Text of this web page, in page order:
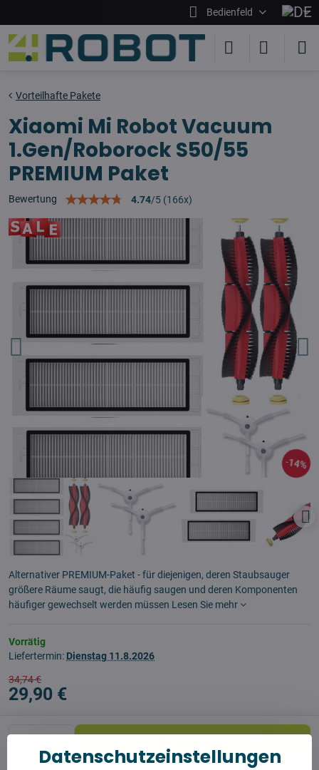
Bedienfeld
14%
Vorteilhafte Pakete
Xiaomi Mi Robot Vacuum
1.Gen/Roborock S50/55
PREMIUM Paket
Bewertung 4.74/5 (166x)
Alternativer PREMIUM-Paket - für diejenigen, deren Staubsauger
größere Räume saugt, die häufig saugen und deren Komponenten
häufiger gewechselt werden müssen Lesen Sie mehr
Vorrätig
Liefertermin: Dienstag 11.8.2026
34,74 €
29,90 €
Datenschutzeinstellungen